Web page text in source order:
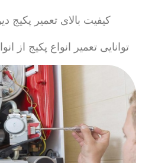
کیفیت بالای تعمیر پکیج
توانایی تعمیر انواع پکیج از